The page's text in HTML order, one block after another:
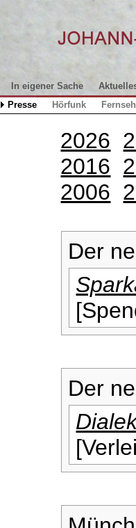
In eigener Sache
Presse
Hörfunk
2026
2016
2006
Der
Der